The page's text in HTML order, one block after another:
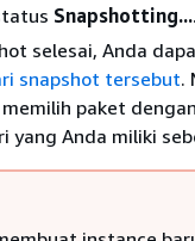
Snapshotting....
selesai, Anda
snapshot tersebut.
paket
yang Anda miliki